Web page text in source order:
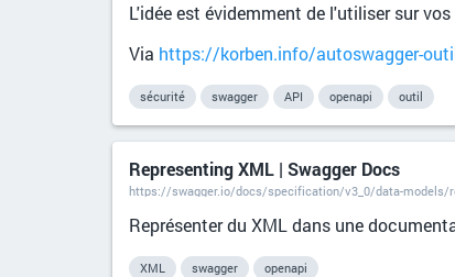
L'idée est évidemment de l'utiliser sur
Via https://korben.info/autoswagger-
sécurité swagger API openapi outil
Representing XML | Swagger Docs
https://swagger.io/docs/specification/v3_0/data-models/
Représenter du XML dans une
XML swagger openapi